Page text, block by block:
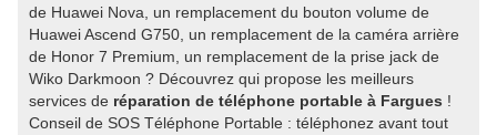
de Huawei Nova, un remplacement du bouton volume de
Huawei Ascend G750, un remplacement de la caméra arrière
de Honor 7 Premium, un remplacement de la prise jack de
Wiko Darkmoon ? Découvrez qui propose les meilleurs
services de réparation de téléphone portable à Fargues !
Conseil de SOS Téléphone Portable : téléphonez avant tout